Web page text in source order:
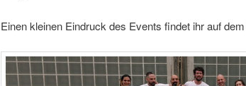
Einen kleinen Eindruck des Events findet ihr auf